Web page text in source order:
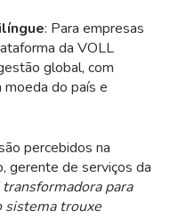
: Para empresas
da VOLL
global, com
do país e
percebidos na
gerente de serviços da
para
sistema trouxe